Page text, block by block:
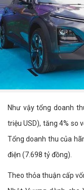
Như vậy tổng doanh
triệu USD), tăng 4% so
Tổng doanh thu của
điện (7.698 tỷ đồng).
Theo thỏa thuận cấp